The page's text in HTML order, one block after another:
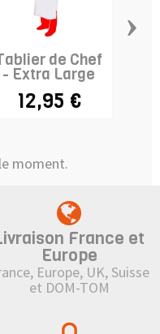
de Chef
- Extra Large
12,95 €
›
moment.
France et
Europe
Europe, UK, Suisse
et DOM-TOM